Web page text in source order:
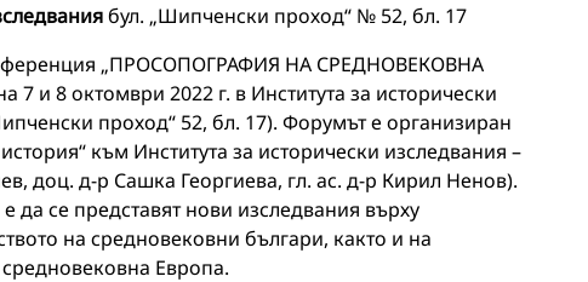
бул. „Шипченски проход“ № 52, бл. 17
„ПРОСОПОГРАФИЯ НА СРЕДНОВЕКОВНА
7 и 8 октомври 2022 г. в Института за исторически
проход“ 52, бл. 17). Форумът е организиран
към Института за исторически изследвания –
доц. д-р Сашка Георгиева, гл. ас. д-р Кирил Ненов).
да се представят нови изследвания върху
на средновековни българи, както и на
Европа.